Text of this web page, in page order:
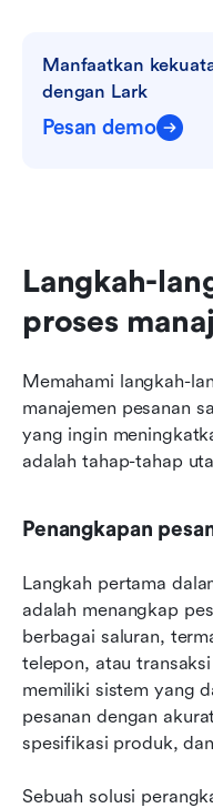
Manfaatkan
dengan Lark
Pesan demo
Langkah-
proses
Memahami langkah-
manajemen pesanan
yang ingin
adalah tahap-tahap
Penangkapan
Langkah pertama
adalah menangkap
berbagai saluran,
telepon, atau
memiliki sistem yang
pesanan dengan
spesifikasi produk,
Sebuah solusi